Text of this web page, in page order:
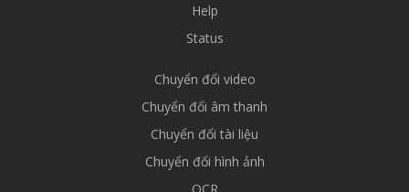
Help
Status
Chuyển đổi video
Chuyển đổi âm thanh
Chuyển đổi tài liệu
Chuyển đổi hình ảnh